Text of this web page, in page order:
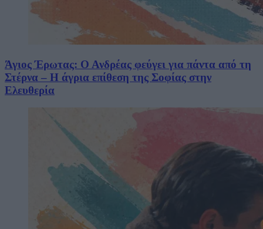
Άγιος Έρωτας: Ο Ανδρέας φεύγει για πάντα από τη
Στέρνα – Η άγρια επίθεση της Σοφίας στην
Ελευθερία